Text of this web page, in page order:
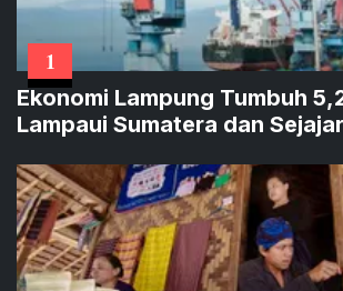
1
Ekonomi Lampung Tumbuh
Lampaui Sumatera dan